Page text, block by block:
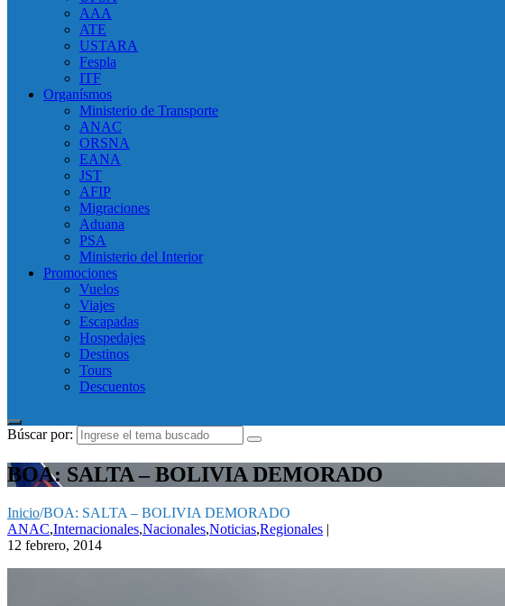
AAA
ATE
USTARA
Fespla
ITF
Organísmos
Ministerio de Transporte
ANAC
ORSNA
EANA
JST
AFIP
Migraciones
Aduana
PSA
Ministerio del Interior
Promociones
Vuelos
Viajes
Escapadas
Hospedajes
Destinos
Tours
Descuentos
Búscar por:
BOA: SALTA – BOLIVIA DEMORADO
Inicio/BOA: SALTA – BOLIVIA DEMORADO
ANAC,Internacionales,Nacionales,Noticias,Regionales |
12 febrero, 2014